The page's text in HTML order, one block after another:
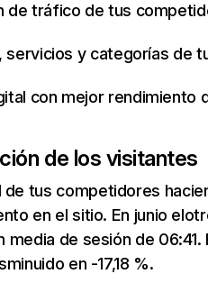
de tráfico de tus
y categorías de
con mejor rendimiento
de los visitantes
tus competidores
en el sitio. En junio
de sesión de 06:41.
en -17,18 %.